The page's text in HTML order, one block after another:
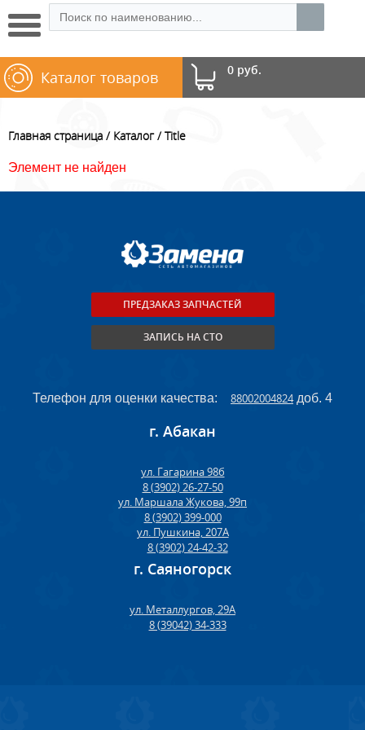
0 руб.
Каталог товаров
Главная страница Каталог Title
Элемент не найден
ПРЕДЗАКАЗ ЗАПЧАСТЕЙ
ЗАПИСЬ НА СТО
Телефон для оценки качества: 88002004824доб. 4
г. Абакан
ул. Гагарина 98б
8 (3902) 26-27-50
ул. Маршала Жукова, 99п
8 (3902) 399-000
ул. Пушкина, 207А
8 (3902) 24-42-32
г. Саяногорск
ул. Металлургов, 29А
8 (39042) 34-333